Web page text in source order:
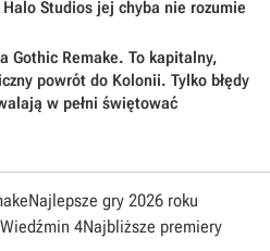
Studios jej chyba nie rozumie
Gothic Remake. To kapitalny,
powrót do Kolonii. Tylko błędy
w pełni świętować
Najlepsze gry 2026 roku
Wiedźmin 4Najbliższe premiery